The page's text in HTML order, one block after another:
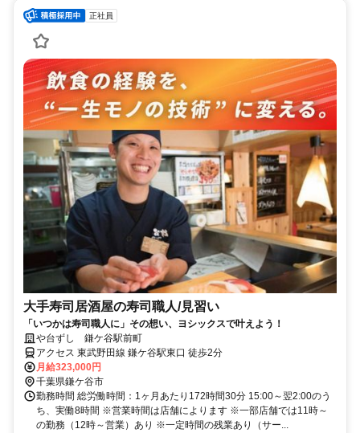
正社員
大手寿司居酒屋の寿司職人/見習い
「いつかは寿司職人に」その想い、ヨシックスで叶えよう！
や台ずし 鎌ケ谷駅前町
アクセス 東武野田線 鎌ケ谷駅東口 徒歩2分
月給323,000円
千葉県鎌ケ谷市
勤務時間 総労働時間：1ヶ月あたり172時間30分 15:00～翌2:00のう
ち、実働8時間 ※営業時間は店舗によります ※一部店舗では11時～
の勤務（12時～営業）あり ※一定時間の残業あり（サー...